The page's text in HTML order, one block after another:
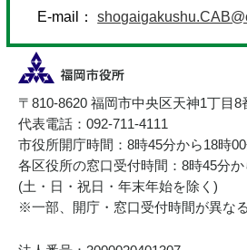
E-mail：
〒810-8620 福岡市中央区天神1丁目8
代表電話：092-711-4111
市役所開庁時間：8時45分から18時
各区役所の窓口受付時間：8時45分
(土・日・祝日・年末年始を除く)
※一部、開庁・窓口受付時間が異な